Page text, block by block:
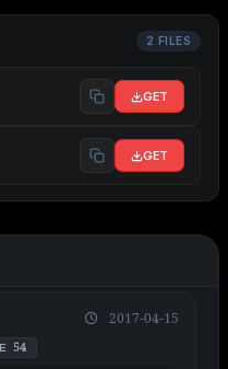
2 FILES
GET
GET
54
2017-04-15